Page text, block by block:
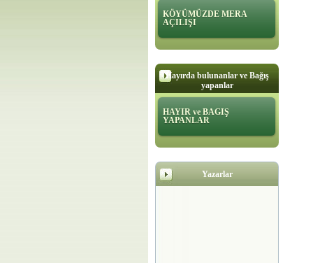
KÖYÜMÜZDE MERA
AÇILIŞI
Hayırda bulunanlar ve Bağış
yapanlar
HAYIR ve BAGIŞ
YAPANLAR
Yazarlar